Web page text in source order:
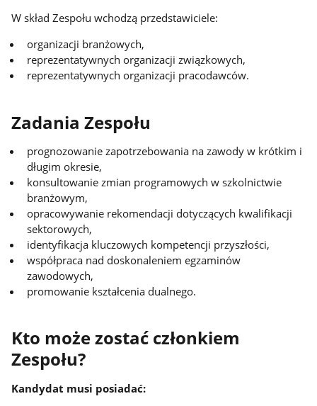
W skład Zespołu wchodzą przedstawiciele:
organizacji branżowych,
reprezentatywnych organizacji związkowych,
reprezentatywnych organizacji pracodawców.
Zadania Zespołu
prognozowanie zapotrzebowania na zawody w krótkim i
długim okresie,
konsultowanie zmian programowych w szkolnictwie
branżowym,
opracowywanie rekomendacji dotyczących kwalifikacji
sektorowych,
identyfikacja kluczowych kompetencji przyszłości,
współpraca nad doskonaleniem egzaminów
zawodowych,
promowanie kształcenia dualnego.
Kto może zostać członkiem
Zespołu?
Kandydat musi posiadać: